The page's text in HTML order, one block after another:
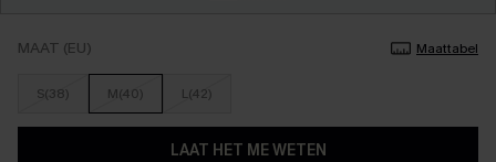
MAAT (EU) Maattabel
S(38) M(40) L(42)
LAAT HET ME WETEN